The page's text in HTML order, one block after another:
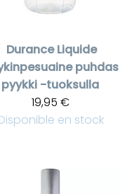
Durance Liquide
puhdas
pyykki -tuoksulla
19,95 €
en stock